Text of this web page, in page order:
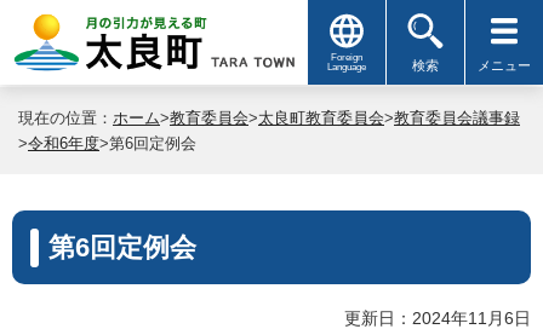
Foreign
Language
検索 メニュー
現在の位置： ホーム>教育委員会>太良町教育委員会>教育委員会議事録
>令和6年度>第6回定例会
第6回定例会
更新日：2024年11月6日